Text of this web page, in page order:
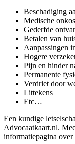
Beschadiging
Medische
Gederfde
Betalen van
Aanpassingen
Hogere
Pijn en hinder
Permanente
Verdriet door
Littekens
Etc…
Een kundige
Advocaatkaart.nl.
informatiepagina over